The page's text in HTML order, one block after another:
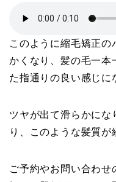
このように縮毛矯正の
かくなり、髪の毛一本
た指通りの良い感じに
ツヤが出て滑らかにな
り、このような髪質が
ご予約やお問い合わ